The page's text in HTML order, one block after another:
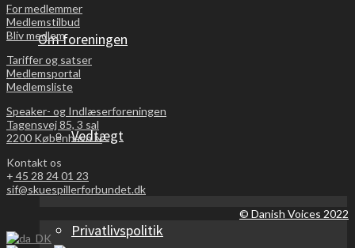
Om foreningen
Vedtægt
Privatlivspolitik
For medlemmer
Medlemstilbud
Bliv medlem
Tariffer og satser
Medlemsportal
Medlemsliste
Speaker- og Indlæserforeningen
Tagensvej 85, 3 sal
2200 København N
Kontakt os
+ 45 28 24 01 23
sif@skuespillerforbundet.dk
© Danish Voices 2022